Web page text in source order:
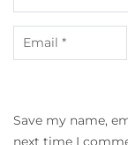
Save my name,
next time I